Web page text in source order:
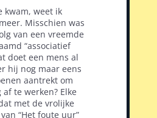
kwam, weet ik
Misschien was
van een vreemde
“associatief
doet een mens al
hij nog maar eens
aantrekt om
te werken? Elke
met de vrolijke
“Het foute uur”